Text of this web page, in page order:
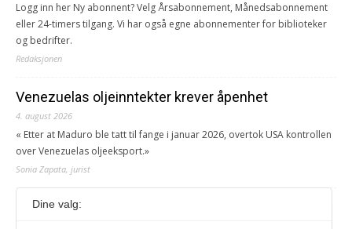
Logg inn her Ny abonnent? Velg Årsabonnement, Månedsabonnement
eller 24-timers tilgang. Vi har også egne abonnementer for biblioteker
og bedrifter.
Redaksjonen
Venezuelas oljeinntekter krever åpenhet
4. august 2026
« Etter at Maduro ble tatt til fange i januar 2026, overtok USA kontrollen
over Venezuelas oljeeksport.»
Sonia Zapata, jurist
117,8 millioner er på flukt, en nedgang fra forrige
Dine valg: